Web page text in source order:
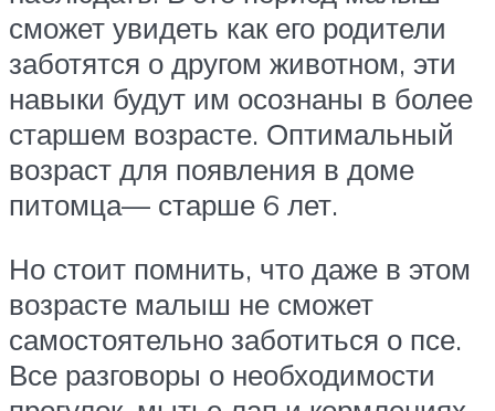
сможет увидеть как его родители
заботятся о другом животном, эти
навыки будут им осознаны в более
старшем возрасте. Оптимальный
возраст для появления в доме
питомца— старше 6 лет.
Но стоит помнить, что даже в этом
возрасте малыш не сможет
самостоятельно заботиться о псе.
Все разговоры о необходимости